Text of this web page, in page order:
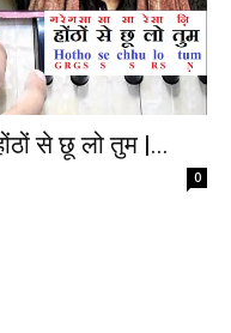
से छू लो तुम |...
0